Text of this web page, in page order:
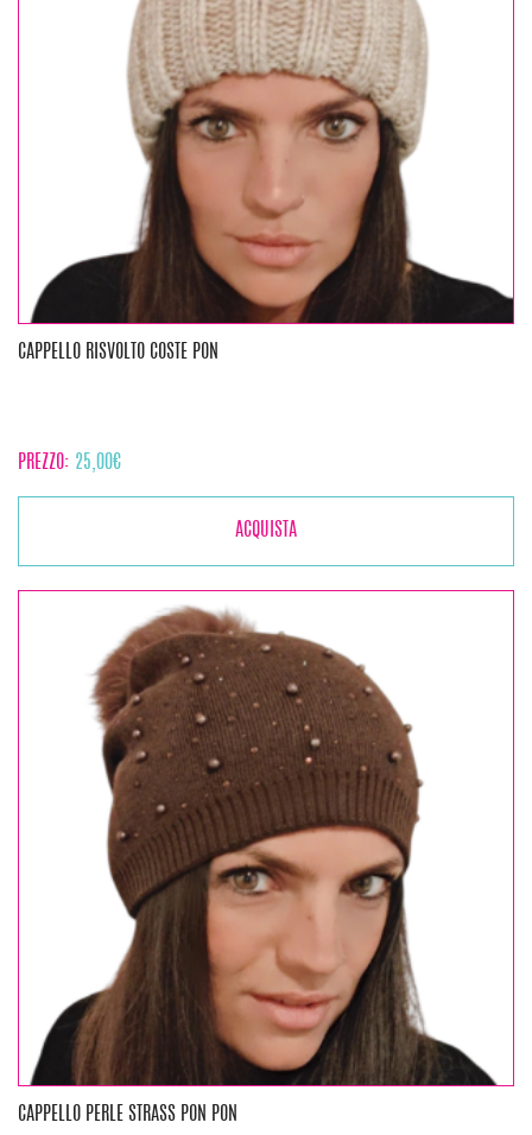
CAPPELLO RISVOLTO COSTE PON
PREZZO: 25,00€
ACQUISTA
CAPPELLO PERLE STRASS PON PON